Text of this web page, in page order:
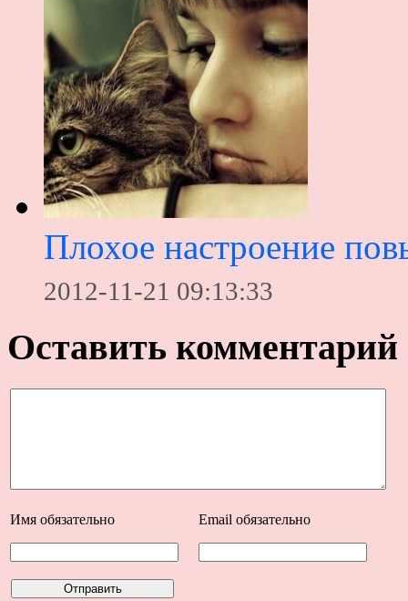
Плохое настроение
2012-11-21 09:13:33
Оставить комментарий
Имя обязательно Email обязательно